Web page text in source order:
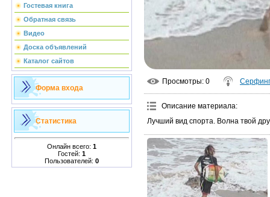
Гостевая книга
Обратная связь
Видео
Доска объявлений
Каталог сайтов
Форма входа
Статистика
Онлайн всего: 1
Гостей: 1
Пользователей: 0
Просмотры: 0 Серфинг
Описание материала:
Лучший вид спорта. Волна твой